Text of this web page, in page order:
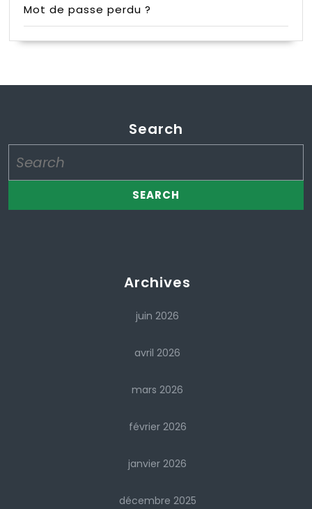
Mot de passe perdu ?
Search
for:
Archives
juin 2026
avril 2026
mars 2026
février 2026
janvier 2026
décembre 2025